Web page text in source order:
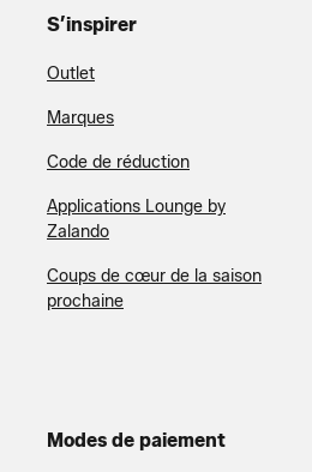
S’inspirer
Outlet
Marques
Code de réduction
Applications Lounge by
Zalando
Coups de cœur de la saison
prochaine
Modes de paiement